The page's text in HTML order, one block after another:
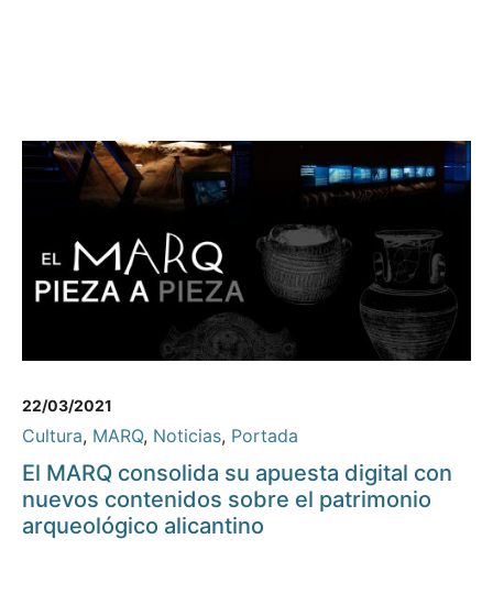
22/03/2021
Cultura, MARQ, Noticias, Portada
El MARQ consolida su apuesta digital con
nuevos contenidos sobre el patrimonio
arqueológico alicantino